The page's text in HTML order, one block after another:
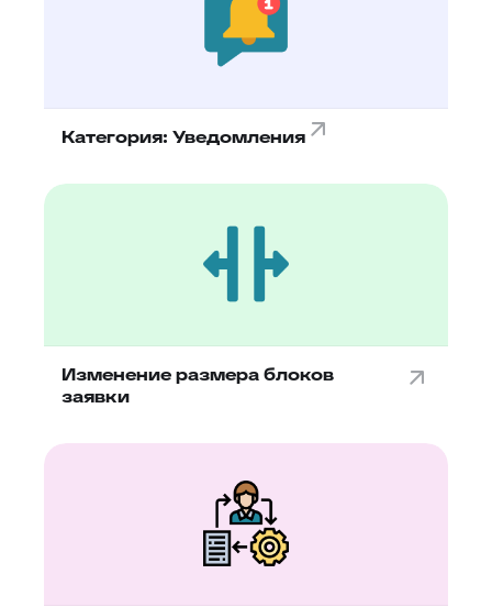
Категория: Уведомления
Изменение размера блоков
заявки